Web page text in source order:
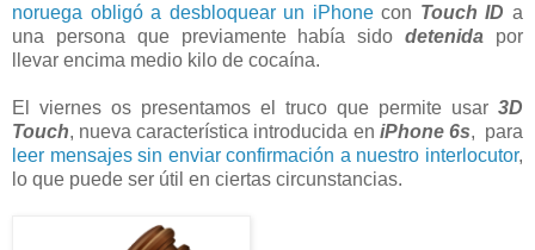
noruega obligó a desbloquear un iPhonecon Touch ID a
una persona que previamente había sidodetenida por
llevar encima medio kilo de cocaína.
El viernes os presentamos el truco que permite usar 3D
Touch, nueva característica introducida en iPhone 6s, para
leer mensajes sin enviar confirmación a nuestro interlocutor,
lo que puede ser útil en ciertas circunstancias.